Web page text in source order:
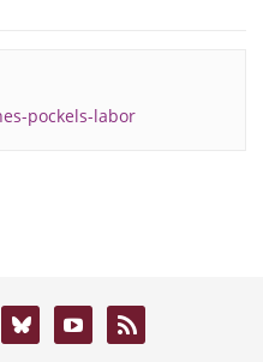
pockels-labor